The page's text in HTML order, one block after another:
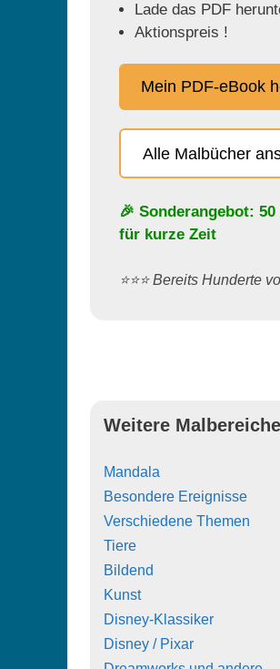
Lade das PDF
Aktionspreis !
Mein PDF-eBook
Alle Malbücher
🎉 Sonderangebot:
für kurze Zeit
⭐️⭐️⭐️ Bereits Hunderte
Weitere Malbereiche
Mandala
Besondere Ereignisse
Verschiedene Themen
Tiere
Bildend
Kunst
Disney-Klassiker
Disney / Pixar